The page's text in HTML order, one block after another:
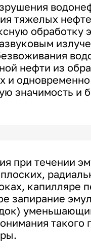
тяжелых
обработку
нефти из
и
значимость и
при течении
капилляре
запирание
такого